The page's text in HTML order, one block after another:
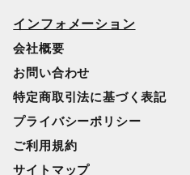
インフォメーション
会社概要
お問い合わせ
特定商取引法に基づく表記
プライバシーポリシー
ご利用規約
サイトマップ